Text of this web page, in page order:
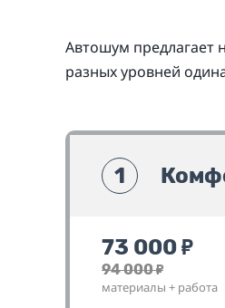
Автошум предлагает
разных уровней
1
73 000₽
94 000₽
материалы + работа